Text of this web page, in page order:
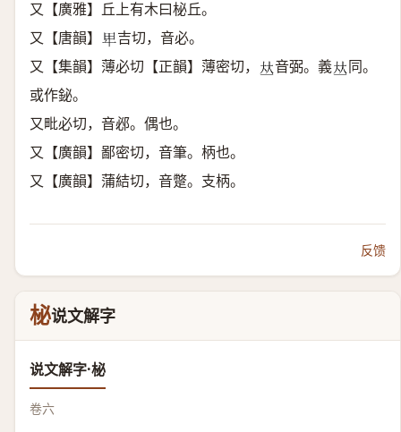
又【廣雅】丘上有木曰柲丘。
又【唐韻】 𤰞 吉切，音必。
又【集韻】薄必切【正韻】薄密切， 𠀤音弼。義𠀤同。
或作鉍。
又毗必切，音邲。偶也。
又【廣韻】鄙密切，音筆。柄也。
又【廣韻】蒲結切，音蹩。支柄。
反馈
柲说文解字
说文解字·柲
卷六